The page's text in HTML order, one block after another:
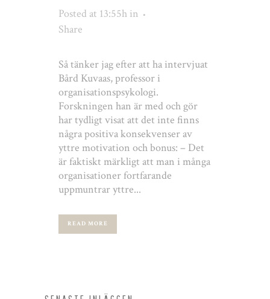
Posted at 13:55h in
Share
Så tänker jag efter att ha intervjuat
Bård Kuvaas, professor i
organisationspsykologi.
Forskningen han är med och gör
har tydligt visat att det inte finns
några positiva konsekvenser av
yttre motivation och bonus: – Det
är faktiskt märkligt att man i många
organisationer fortfarande
uppmuntrar yttre...
READ MORE